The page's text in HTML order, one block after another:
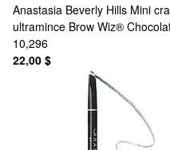
Anastasia Beverly Hills Mini
ultramince Brow Wiz®
10,296
22,00 $